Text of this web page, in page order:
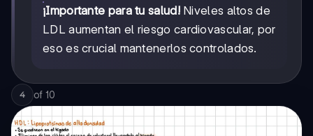
¡Importante para tu salud!Niveles altos de
LDL aumentan el riesgo cardiovascular, por
eso es crucial mantenerlos controlados.
4 of 10